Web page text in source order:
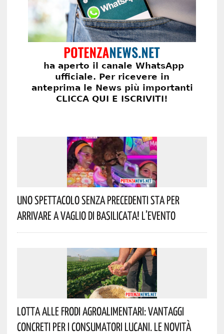
Uno Spettacolo Senza Precedenti Sta Per
Arrivare A Vaglio Di Basilicata! L’evento
Lotta Alle Frodi Agroalimentari: Vantaggi
Concreti Per I Consumatori Lucani. Le Novità